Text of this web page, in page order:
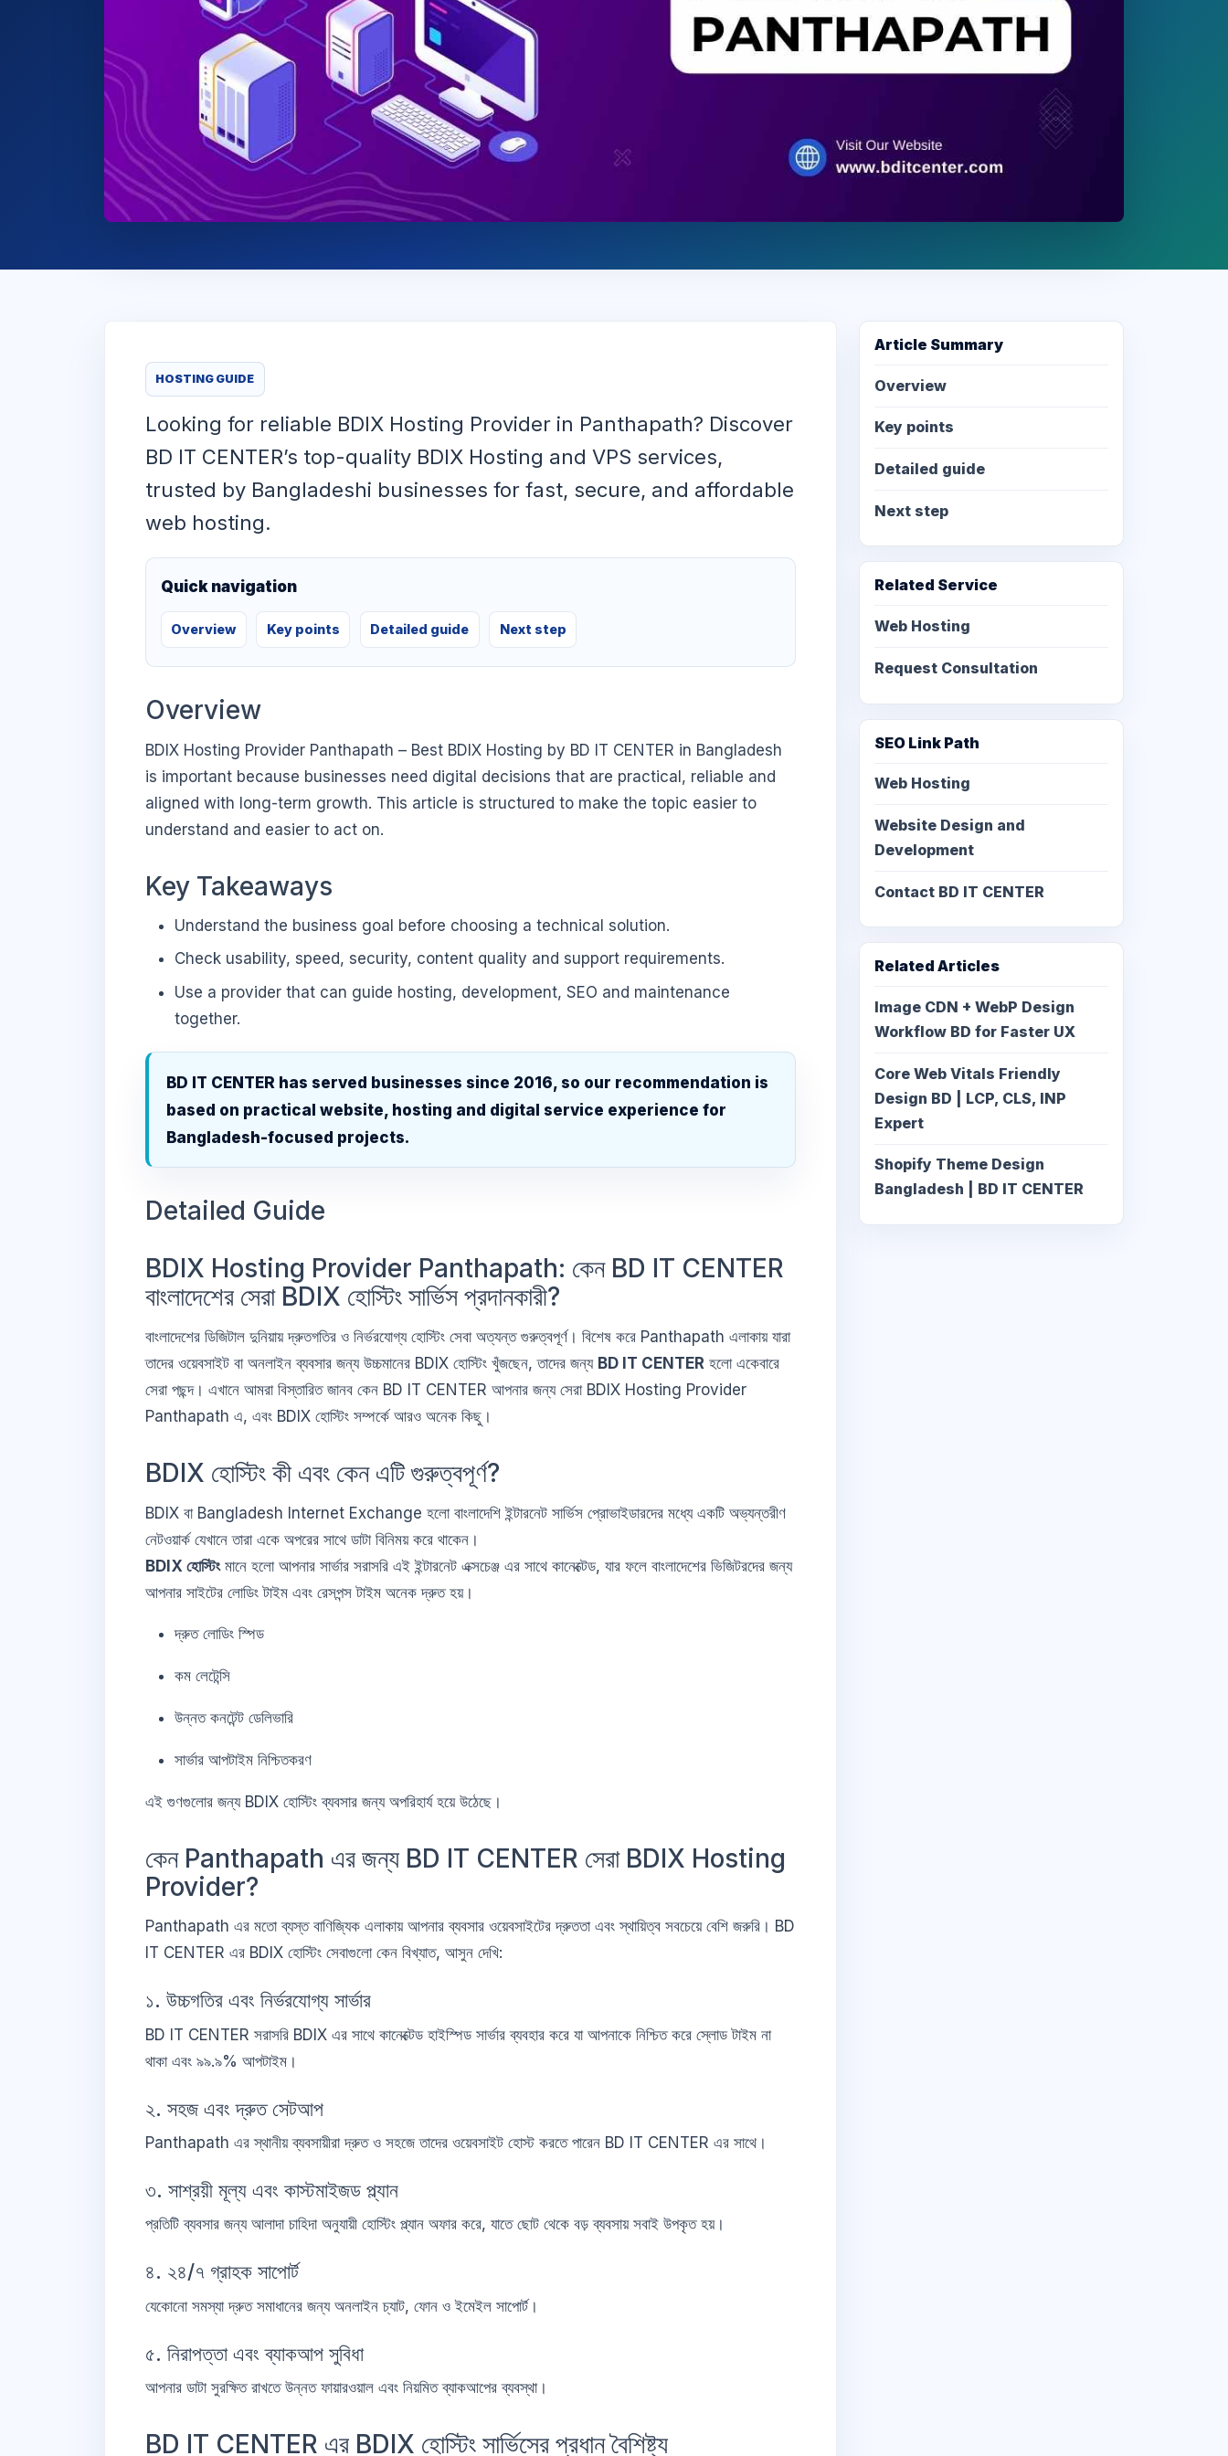
HOSTING GUIDE
Looking for reliable BDIX Hosting Provider in Panthapath? Discover
BD IT CENTER’s top-quality BDIX Hosting and VPS services,
trusted by Bangladeshi businesses for fast, secure, and affordable
web hosting.
Quick navigation
Overview Key points Detailed guide Next step
Overview
BDIX Hosting Provider Panthapath – Best BDIX Hosting by BD IT CENTER in Bangladesh
is important because businesses need digital decisions that are practical, reliable and
aligned with long-term growth. This article is structured to make the topic easier to
understand and easier to act on.
Key Takeaways
Understand the business goal before choosing a technical solution.
Check usability, speed, security, content quality and support requirements.
Use a provider that can guide hosting, development, SEO and maintenance
together.
BD IT CENTER has served businesses since 2016, so our recommendation is
based on practical website, hosting and digital service experience for
Bangladesh-focused projects.
Detailed Guide
BDIX Hosting Provider Panthapath: কেন BD IT CENTER
বাংলাদেশের সেরা BDIX হোস্টিং সার্ভিস প্রদানকারী?
বাংলাদেশের ডিজিটাল দুনিয়ায় দ্রুতগতির ও নির্ভরযোগ্য হোস্টিং সেবা অত্যন্ত গুরুত্বপূর্ণ। বিশেষ করে Panthapath এলাকায় যারা
তাদের ওয়েবসাইট বা অনলাইন ব্যবসার জন্য উচ্চমানের BDIX হোস্টিং খুঁজছেন, তাদের জন্য BD IT CENTER হলো একেবারে
সেরা পছন্দ। এখানে আমরা বিস্তারিত জানব কেন BD IT CENTER আপনার জন্য সেরা BDIX Hosting Provider
Panthapath এ, এবং BDIX হোস্টিং সম্পর্কে আরও অনেক কিছু।
BDIX হোস্টিং কী এবং কেন এটি গুরুত্বপূর্ণ?
BDIX বা Bangladesh Internet Exchange হলো বাংলাদেশি ইন্টারনেট সার্ভিস প্রোভাইডারদের মধ্যে একটি অভ্যন্তরীণ
নেটওয়ার্ক যেখানে তারা একে অপরের সাথে ডাটা বিনিময় করে থাকেন।
BDIX হোস্টিংমানে হলো আপনার সার্ভার সরাসরি এই ইন্টারনেট এক্সচেঞ্জ এর সাথে কানেক্টেড, যার ফলে বাংলাদেশের ভিজিটরদের জন্য
আপনার সাইটের লোডিং টাইম এবং রেসপন্স টাইম অনেক দ্রুত হয়।
দ্রুত লোডিং স্পিড
কম লেটেন্সি
উন্নত কনটেন্ট ডেলিভারি
সার্ভার আপটাইম নিশ্চিতকরণ
এই গুণগুলোর জন্য BDIX হোস্টিং ব্যবসার জন্য অপরিহার্য হয়ে উঠেছে।
কেন Panthapath এর জন্য BD IT CENTER সেরা BDIX Hosting
Provider?
Panthapath এর মতো ব্যস্ত বাণিজ্যিক এলাকায় আপনার ব্যবসার ওয়েবসাইটের দ্রুততা এবং স্থায়িত্ব সবচেয়ে বেশি জরুরি। BD
IT CENTER এর BDIX হোস্টিং সেবাগুলো কেন বিখ্যাত, আসুন দেখি:
১. উচ্চগতির এবং নির্ভরযোগ্য সার্ভার
BD IT CENTER সরাসরি BDIX এর সাথে কানেক্টেড হাইস্পিড সার্ভার ব্যবহার করে যা আপনাকে নিশ্চিত করে স্লোড টাইম না
থাকা এবং ৯৯.৯% আপটাইম।
২. সহজ এবং দ্রুত সেটআপ
Panthapath এর স্থানীয় ব্যবসায়ীরা দ্রুত ও সহজে তাদের ওয়েবসাইট হোস্ট করতে পারেন BD IT CENTER এর সাথে।
৩. সাশ্রয়ী মূল্য এবং কাস্টমাইজড প্ল্যান
প্রতিটি ব্যবসার জন্য আলাদা চাহিদা অনুযায়ী হোস্টিং প্ল্যান অফার করে, যাতে ছোট থেকে বড় ব্যবসায় সবাই উপকৃত হয়।
৪. ২৪/৭ গ্রাহক সাপোর্ট
যেকোনো সমস্যা দ্রুত সমাধানের জন্য অনলাইন চ্যাট, ফোন ও ইমেইল সাপোর্ট।
৫. নিরাপত্তা এবং ব্যাকআপ সুবিধা
আপনার ডাটা সুরক্ষিত রাখতে উন্নত ফায়ারওয়াল এবং নিয়মিত ব্যাকআপের ব্যবস্থা।
BD IT CENTER এর BDIX হোস্টিং সার্ভিসের প্রধান বৈশিষ্ট্য
Article Summary
Overview
Key points
Detailed guide
Next step
Related Service
Web Hosting
Request Consultation
SEO Link Path
Web Hosting
Website Design and
Development
Contact BD IT CENTER
Related Articles
Image CDN + WebP Design
Workflow BD for Faster UX
Core Web Vitals Friendly
Design BD | LCP, CLS, INP
Expert
Shopify Theme Design
Bangladesh | BD IT CENTER